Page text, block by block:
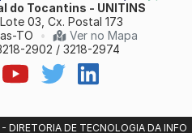
do Tocantins - UNITINS
03, Cx. Postal 173
TO
•
Ver no Mapa
2902 / 3218-2974
DIRETORIA DE TECNOLOGIA DA INFO